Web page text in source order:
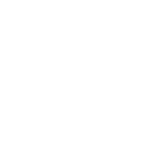
Shell ein